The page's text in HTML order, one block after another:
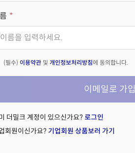
(필수) 이용약관 및 개인정보처리방침에 동의합니다.
이메일로 가입
더밀크 계정이 있으신가요? 로그인
회원이신가요? 기업회원 상품보러 가기